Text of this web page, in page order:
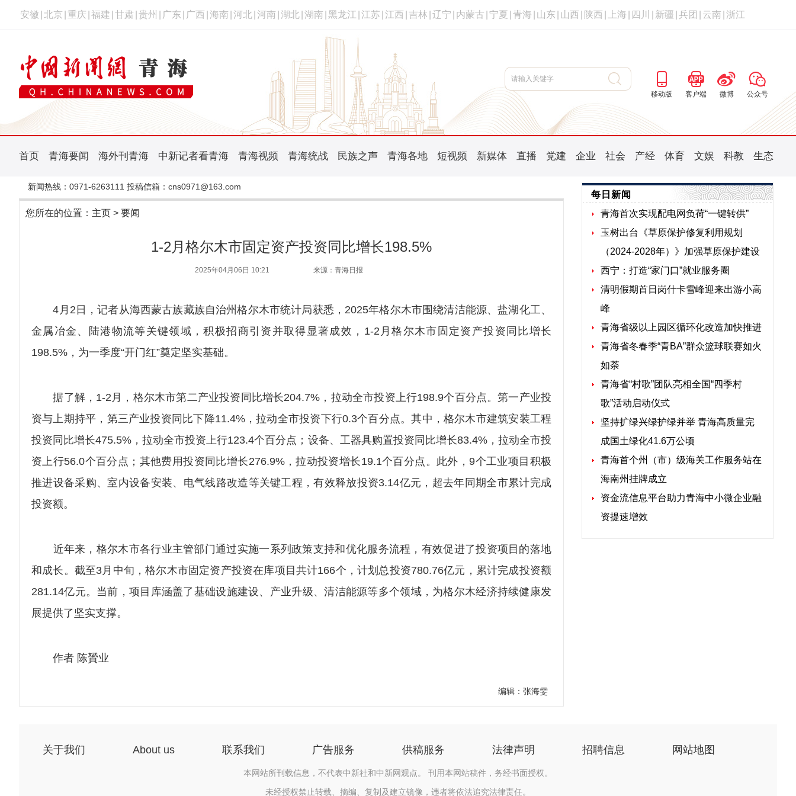
安徽 北京 重庆 福建 甘肃 贵州 广东 广西 海南 河北 河南 湖北 湖南 黑龙江 江苏 江西 吉林 辽宁 内蒙古 宁夏 青海 山东 山西 陕西 上海 四川 新疆 兵团 云南 浙江
移动版 客户端 微博 公众号
首页 青海要闻 海外刊青海 中新记者看青海 青海视频 青海统战 民族之声 青海各地 短视频 新媒体 直播 党建 企业 社会 产经 体育 文娱 科教 生态
新闻热线：0971-6263111 投稿信箱：cns0971@163.com
您所在的位置： 主页 > 要闻
1-2月格尔木市固定资产投资同比增长198.5%
2025年04月06日 10:21 来源：青海日报
4月2日，记者从海西蒙古族藏族自治州格尔木市统计局获悉，2025年格尔木市围绕清洁能源、盐湖化工、
金属冶金、陆港物流等关键领域，积极招商引资并取得显著成效，1-2月格尔木市固定资产投资同比增长
198.5%，为一季度“开门红”奠定坚实基础。
据了解，1-2月，格尔木市第二产业投资同比增长204.7%，拉动全市投资上行198.9个百分点。第一产业投
资与上期持平，第三产业投资同比下降11.4%，拉动全市投资下行0.3个百分点。其中，格尔木市建筑安装工程
投资同比增长475.5%，拉动全市投资上行123.4个百分点；设备、工器具购置投资同比增长83.4%，拉动全市投
资上行56.0个百分点；其他费用投资同比增长276.9%，拉动投资增长19.1个百分点。此外，9个工业项目积极
推进设备采购、室内设备安装、电气线路改造等关键工程，有效释放投资3.14亿元，超去年同期全市累计完成
投资额。
近年来，格尔木市各行业主管部门通过实施一系列政策支持和优化服务流程，有效促进了投资项目的落地
和成长。截至3月中旬，格尔木市固定资产投资在库项目共计166个，计划总投资780.76亿元，累计完成投资额
281.14亿元。当前，项目库涵盖了基础设施建设、产业升级、清洁能源等多个领域，为格尔木经济持续健康发
展提供了坚实支撑。
作者 陈贇业
编辑：张海雯
每日新闻
青海首次实现配电网负荷“一键转供”
玉树出台《草原保护修复利用规划
（2024-2028年）》加强草原保护建设
西宁：打造“家门口”就业服务圈
清明假期首日岗什卡雪峰迎来出游小高
峰
青海省级以上园区循环化改造加快推进
青海省冬春季“青BA”群众篮球联赛如火
如荼
青海省“村歌”团队亮相全国“四季村
歌”活动启动仪式
坚持扩绿兴绿护绿并举 青海高质量完
成国土绿化41.6万公顷
青海首个州（市）级海关工作服务站在
海南州挂牌成立
资金流信息平台助力青海中小微企业融
资提速增效
关于我们 About us 联系我们 广告服务 供稿服务 法律声明 招聘信息 网站地图
本网站所刊载信息，不代表中新社和中新网观点。 刊用本网站稿件，务经书面授权。
未经授权禁止转载、摘编、复制及建立镜像，违者将依法追究法律责任。